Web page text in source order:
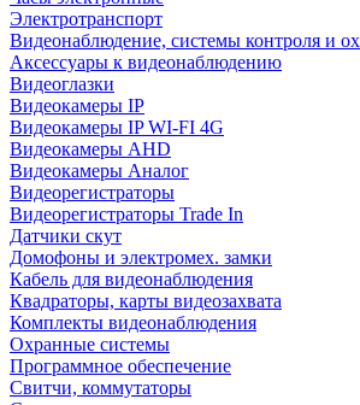
Электротранспорт
Видеонаблюдение, системы контроля и
Аксессуары к видеонаблюдению
Видеоглазки
Видеокамеры IP
Видеокамеры IP WI-FI 4G
Видеокамеры AHD
Видеокамеры Аналог
Видеорегистраторы
Видеорегистраторы Trade In
Датчики скут
Домофоны и электромех. замки
Кабель для видеонаблюдения
Квадраторы, карты видеозахвата
Комплекты видеонаблюдения
Охранные системы
Программное обеспечение
Свитчи, коммутаторы